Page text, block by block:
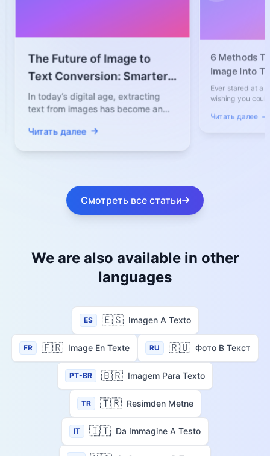
Future of Image to
Conversion: Smarter,
Easier
today’s digital age, extracting
from images has become an
task. From students sc...
далее
6 Methods To
Image Into Text
Complete Guide
Ever stared at a scanned
wishing you could copy
Читать далее
Смотреть все статьи
We are also available in other
languages
ES 🇪🇸 Imagen A Texto
FR 🇫🇷 Image En Texte RU 🇷🇺 Фото В Текст
PT-BR 🇧🇷 Imagem Para Texto
TR 🇹🇷 Resimden Metne
IT 🇮🇹 Da Immagine A Testo